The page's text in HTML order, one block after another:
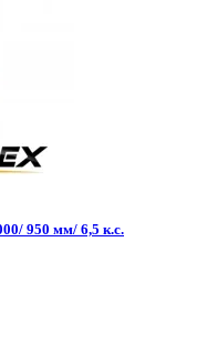
950 мм/ 6,5 к.с.